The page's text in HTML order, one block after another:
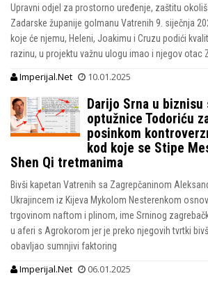
Upravni odjel za prostorno uređenje, zaštitu
Zadarske županije golmanu Vatrenih 9. siječnja
koje će njemu, Heleni, Joakimu i Cruzu podići
razinu, u projektu važnu ulogu imao i njegov otac
Imperijal.Net 10.01.2025
Darijo Srna u
optužnice Todoriću
posinkom
kod koje se Stipe
Shen Qi tretmanima
Bivši kapetan Vatrenih sa Zagrepčaninom
Ukrajincem iz Kijeva Mykolom Nesterenkom
trgovinom naftom i plinom, ime Srninog
u aferi s Agrokorom jer je preko njegovih tvrtki
obavljao sumnjivi faktoring
Imperijal.Net 06.01.2025